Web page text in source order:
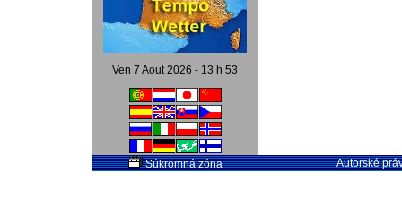
Ven 7 Aout 2026 - 13 h 53
Súkromná zóna Autorské